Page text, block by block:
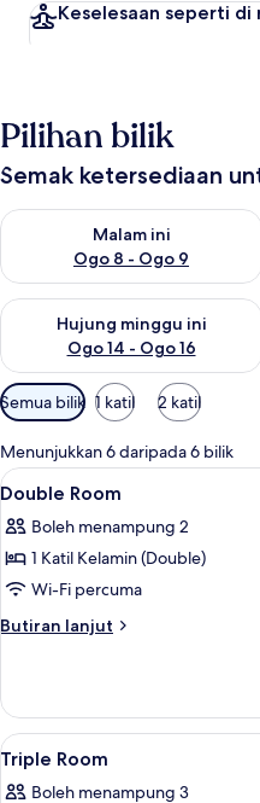
Keselesaan seperti di
Pilihan bilik
Semak ketersediaan
Malam ini
Ogo 8 - Ogo 9
Semak ketersediaan untuk
Hujung minggu ini
Ogo 14 - Ogo 16
Semak ketersediaan untuk
Penapis
yang
tersedia
untuk
bilik
Semua bilik 1 katil 2 katil
Menunjukkan 6 daripada 6 bilik
Lihat
semua
foto
untuk
Double
Room
9
Double Room
Boleh menampung 2
1 Katil Kelamin (Double)
Wi-Fi percuma
Butiran lanjut
Butiran
Room
Lihat
semua
4
Triple Room
Boleh menampung 3